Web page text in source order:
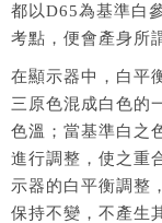
都以D65為基準白
考點，便會產身所
在顯示器中，白平
三原色混成白色的
色溫；當基準白之
進行調整，使之重
示器的白平衡調整
保持不變，不產生